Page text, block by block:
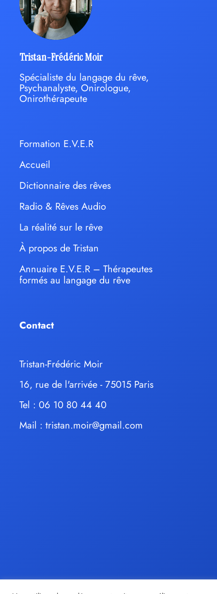
Tristan-Frédéric Moir
Spécialiste du langage du rêve,
Psychanalyste, Onirologue,
Onirothérapeute
Formation E.V.E.R
Accueil
Dictionnaire des rêves
Radio & Rêves Audio
La réalité sur le rêve
À propos de Tristan
Annuaire E.V.E.R – Thérapeutes
formés au langage du rêve
Contact
Tristan-Frédéric Moir
16, rue de l'arrivée - 75015 Paris
Tel : 06 10 80 44 40
Mail : tristan.moir@gmail.com